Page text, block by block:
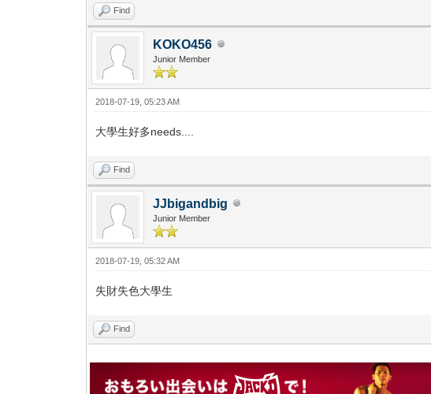
Find
KOKO456
Junior Member
2018-07-19, 05:23 AM
大學生好多needs....
Find
JJbigandbig
Junior Member
2018-07-19, 05:32 AM
失財失色大學生
Find